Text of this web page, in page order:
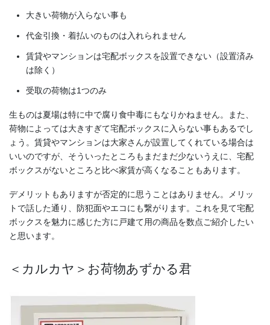
大きい荷物が入らない事も
代金引換・着払いのものは入れられません
賃貸やマンションは宅配ボックスを設置できない（設置済み
は除く）
受取の荷物は1つのみ
生ものは夏場は特に中で腐り食中毒にもなりかねません。また、
荷物によっては大きすぎて宅配ボックスに入らない事もあるでし
ょう。賃貸やマンションは大家さんが設置してくれている場合は
いいのですが、そういったところもまだまだ少ないうえに、宅配
ボックスがないところと比べ家賃が高くなることもあります。
デメリットもありますが否定的に思うことはありません。メリッ
トで話した通り、防犯面やエコにも繋がります。これを見て宅配
ボックスを魅力に感じた方に戸建て用の商品を数点ご紹介したい
と思います。
＜カルカヤ＞お荷物あずかる君